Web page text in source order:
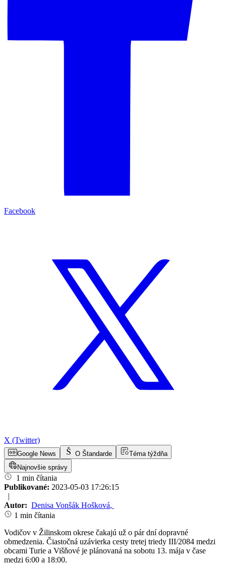
Facebook
X (Twitter)
Google News O Štandarde
Téma týždňa
Najnovšie správy
1 min čítania
Publikované: 2023-05-03 17:26:15
|
Autor: Denisa Vonšák Hošková,
1 min čítania
Vodičov v Žilinskom okrese čakajú už o pár dní dopravné
obmedzenia. Čiastočná uzávierka cesty tretej triedy III/2084 medzi
obcami Turie a Višňové je plánovaná na sobotu 13. mája v čase
medzi 6:00 a 18:00.